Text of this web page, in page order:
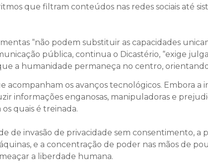
que filtram conteúdos nas redes sociais até
“não podem substituir as capacidades
pública, continua o Dicastério, “exige
a humanidade permaneça no centro,
os avanços tecnológicos. Embora a
informações enganosas, manipuladoras e
quais é treinada.
de invasão de privacidade sem consentimento,
e a concentração de poder nas mãos de
a liberdade humana.